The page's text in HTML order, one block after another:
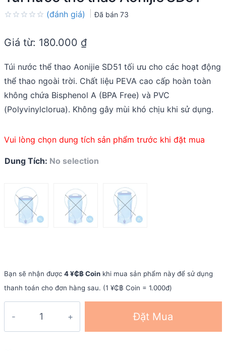
out
(đánh giá) Đã bán 73
Giá từ: 180.000 ₫
Túi nước thể thao Aonijie SD51 tối ưu cho các hoạt động
thể thao ngoài trời. Chất liệu PEVA cao cấp hoàn toàn
không chứa Bisphenol A (BPA Free) và PVC
(Polyvinylclorua). Không gây mùi khó chịu khi sử dụng.
Vui lòng chọn dung tích sản phẩm trước khi đặt mua
Dung Tích: No selection
Bạn sẽ nhận được 4 ¥₵฿ Coin khi mua sản phẩm này để sử dụng
thanh toán cho đơn hàng sau. (1 ¥₵฿ Coin = 1.000đ)
Đặt Mua